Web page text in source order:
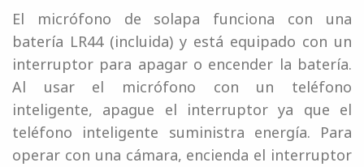
El micrófono de solapa funciona con una
batería LR44 (incluida) y está equipado con un
interruptor para apagar o encender la batería.
Al usar el micrófono con un teléfono
inteligente, apague el interruptor ya que el
teléfono inteligente suministra energía. Para
operar con una cámara, encienda el interruptor